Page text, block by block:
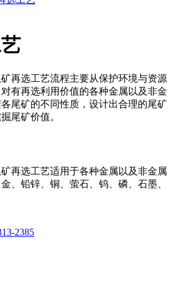
矿再选工艺流程主要从保护环境与资源
有再选利用价值的各种金属以及非金
尾矿的不同性质，设计出合理的尾矿
尾矿价值。
矿再选工艺适用于各种金属以及非金属
、铅锌、铜、萤石、钨、磷、石墨、
2385